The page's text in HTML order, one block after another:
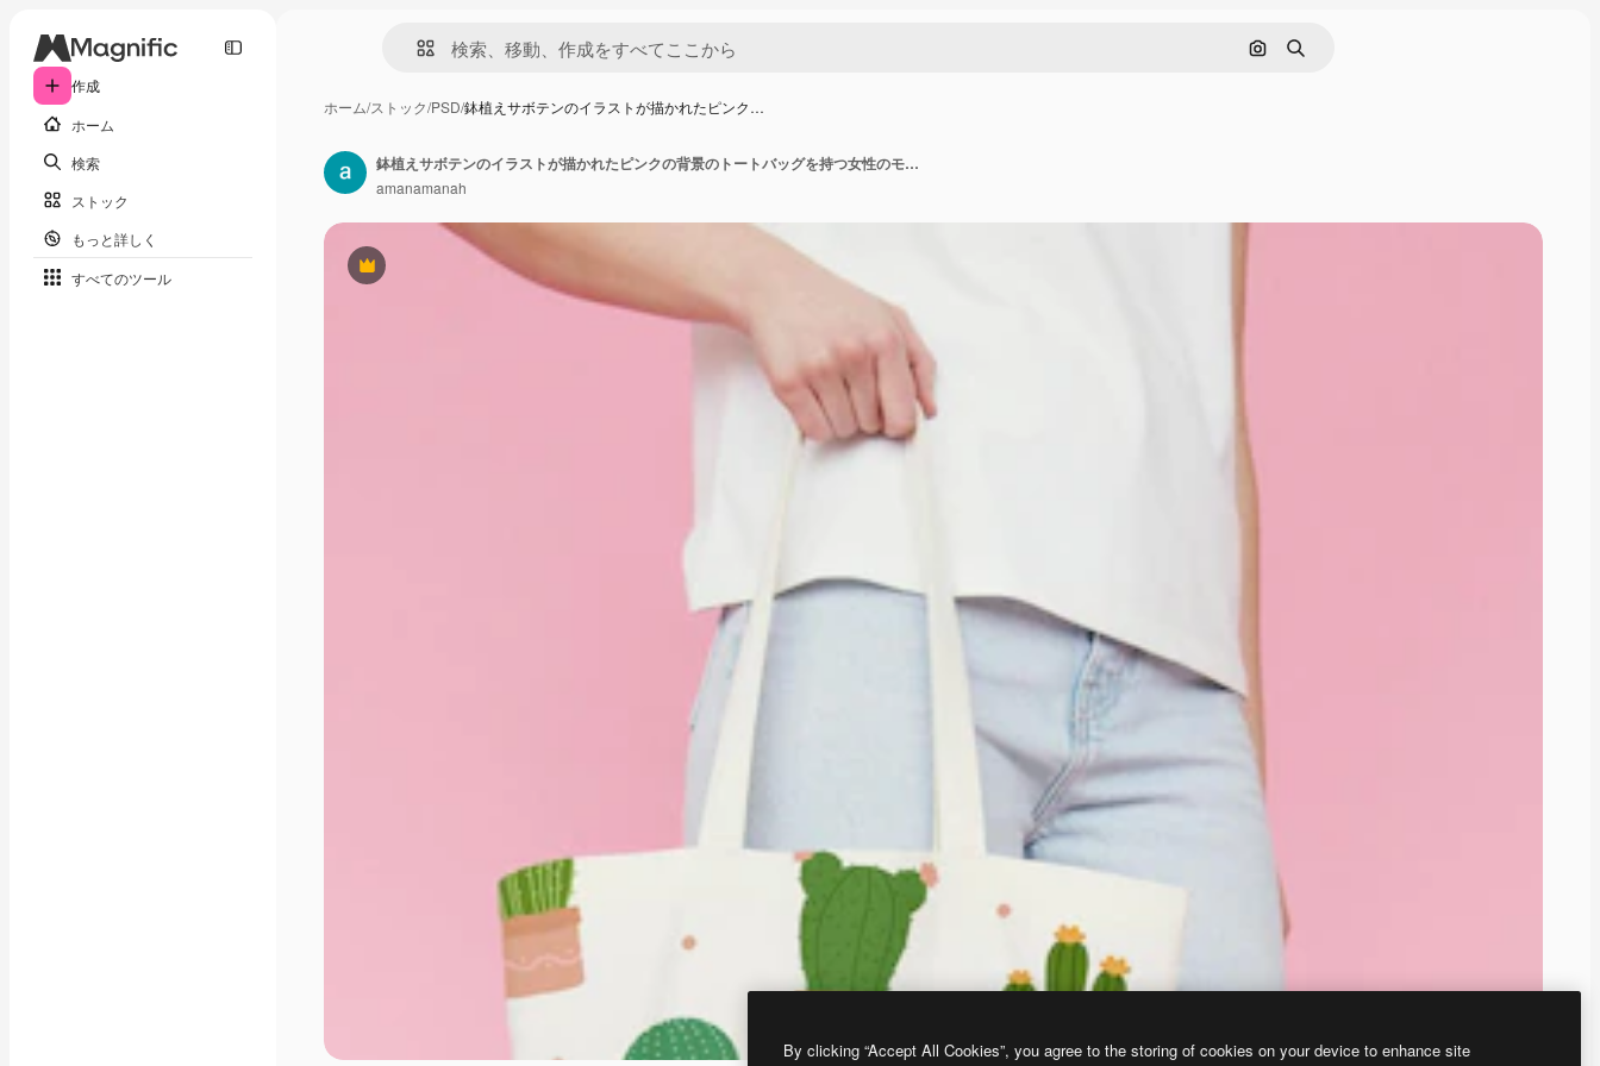
作成
ホーム
検索
ストック
もっと詳しく
すべてのツール
画像で検索
検索
ホーム/ストック/PSD/鉢植えサボテンのイラストが描かれたピンク…
Premium
鉢植えサボテンのイラストが描かれたピンクの背景のトートバッグを持つ女性のモックアップPSD
amanamanah
By clicking “Accept All Cookies”, you agree to the storing of cookies on your device to enhance site